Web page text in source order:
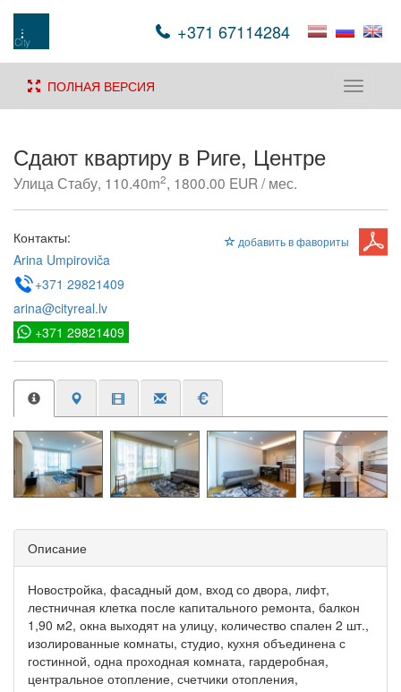
+371 67114284
Toggle
ПОЛНАЯ ВЕРСИЯ
Сдают квартиру в Риге, Центре
Улица Стабу, 110.40m2, 1800.00 EUR / мес.
добавить в фавориты
Контакты:
Arina Umpiroviča
+371 29821409
arina@cityreal.lv
+371 29821409
Описание
Новостройка, фасадный дом, вход со двора, лифт,
лестничная клетка после капитального ремонта, балкон
1,90 м2, окна выходят на улицу, количество спален 2 шт.,
изолированные комнаты, студио, кухня объединена с
гостинной, одна проходная комната, гардеробная,
центральное отопление, счетчики отопления,